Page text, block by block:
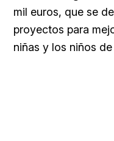
mil euros, que se
proyectos para
niñas y los niños